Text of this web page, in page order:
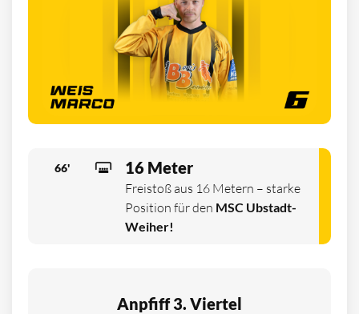
66' 16 Meter
Freistoß aus 16 Metern – starke
Position für den MSC Ubstadt-
Weiher!
Anpfiff 3. Viertel